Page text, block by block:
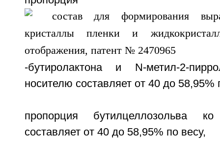
-бутиролактона и N-метил-2-
носителю составляет от 40 до 58,95%
пропорция бутилцеллозольва
составляет от 40 до 58,95% по весу,